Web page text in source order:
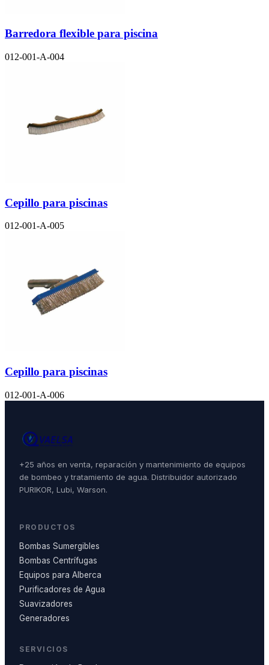
Barredora flexible para piscina
012-001-A-004
Cepillo para piscinas
012-001-A-005
Cepillo para piscinas
012-001-A-006
+25 años en venta, reparación y mantenimiento de equipos
de bombeo y tratamiento de agua. Distribuidor autorizado
PURIKOR, Lubi, Warson.
PRODUCTOS
Bombas Sumergibles
Bombas Centrífugas
Equipos para Alberca
Purificadores de Agua
Suavizadores
Generadores
SERVICIOS